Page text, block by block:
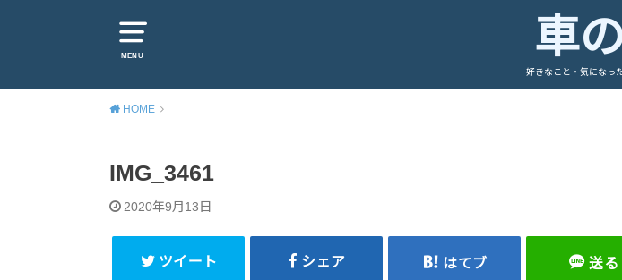
MENU 車
好きなこと・気になっ
HOME
IMG_3461
2020年9月13日
ツイート シェア はてブ 送る